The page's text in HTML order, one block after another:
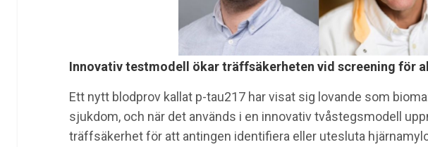
Innovativ testmodell ökar träffsäkerheten vid screening för
Ett nytt blodprov kallat p-tau217 har visat sig lovande som
sjukdom, och när det används i en innovativ tvåstegsmodell
träffsäkerhet för att antingen identifiera eller utesluta